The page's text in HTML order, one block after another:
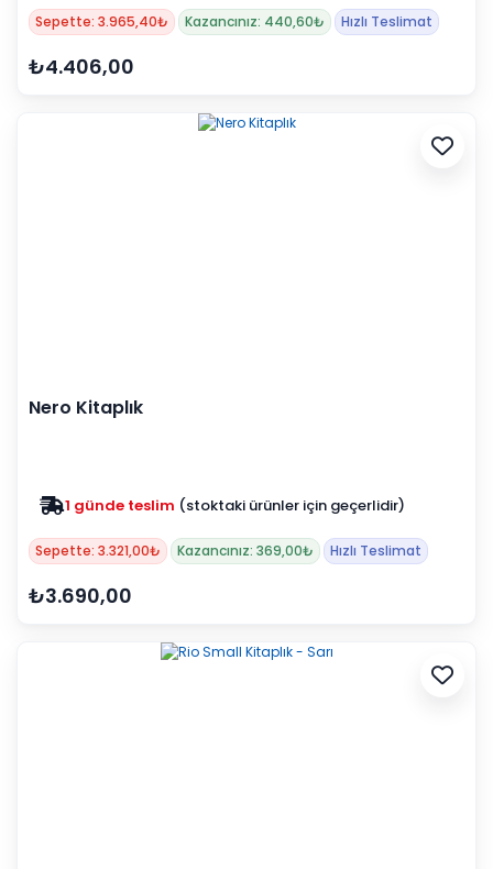
Sepette: 3.965,40₺ Kazancınız: 440,60₺ Hızlı Teslimat
₺4.406,00
Nero Kitaplık
1 günde teslim
(stoktaki ürünler için geçerlidir)
Zam yok 2025 fiyatları devam ediyor
Sepette: 3.321,00₺ Kazancınız: 369,00₺ Hızlı Teslimat
₺3.690,00